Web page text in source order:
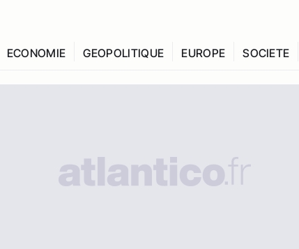
ECONOMIE GEOPOLITIQUE EUROPE SOCIETE